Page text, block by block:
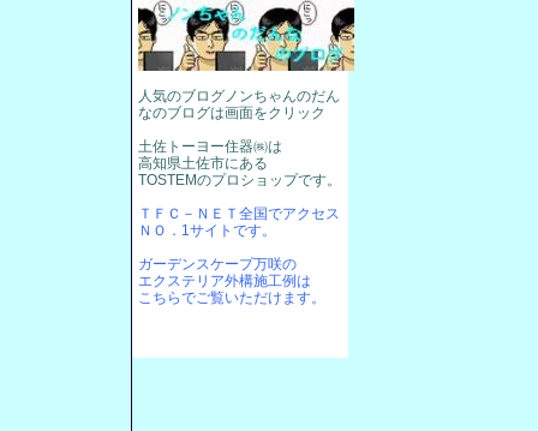
人気のブログノンちゃんのだん
なのブログは画面をクリック
土佐トーヨー住器㈱は
高知県土佐市にある
TOSTEMのプロショップです。
ＴＦＣ－ＮＥＴ全国でアクセス
ＮＯ．1サイトです。
ガーデンスケープ万咲の
エクステリア外構施工例は
こちらでご覧いただけます。